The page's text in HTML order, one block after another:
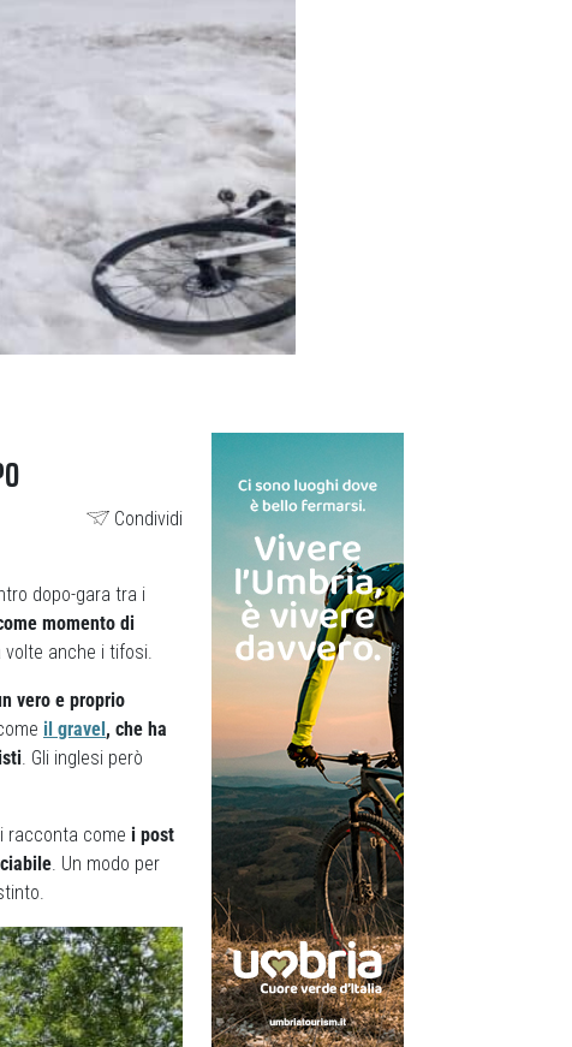
Condividi
dopo-gara tra i
momento di
volte anche i tifosi.
vero e proprio
il gravel, che ha
. Gli inglesi però
racconta come i post
. Un modo per